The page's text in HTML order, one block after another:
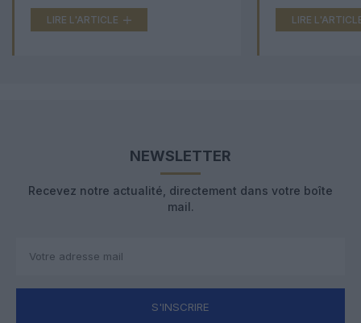
LIRE L'ARTICLE LIRE
NEWSLETTER
Recevez notre actualité, directement dans votre boîte
mail.
S'INSCRIRE